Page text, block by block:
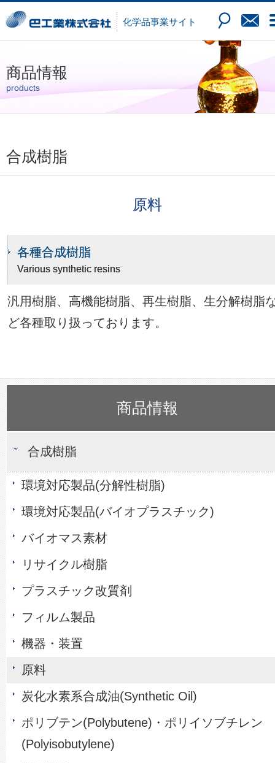
化学品事業サイト
商品情報
products
合成樹脂
原料
各種合成樹脂
Various synthetic resins
汎用樹脂、高機能樹脂、再生樹脂、生分解樹脂
ど各種取り扱っております。
商品情報
合成樹脂
環境対応製品(分解性樹脂)
環境対応製品(バイオプラスチック)
バイオマス素材
リサイクル樹脂
プラスチック改質剤
フィルム製品
機器・装置
原料
炭化水素系合成油(Synthetic Oil)
ポリブテン(Polybutene)・ポリイソブチレン
(Polyisobutylene)